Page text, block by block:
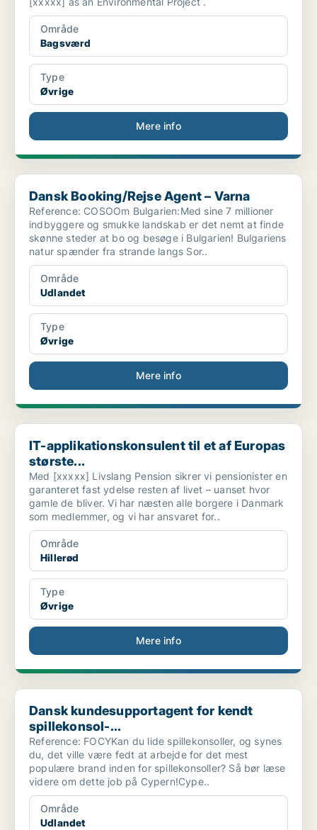
Område
Bagsværd
Type
Øvrige
Mere info
Dansk Booking/Rejse Agent – Varna
Dansk Booking/Rejse Agent – Varna
Reference: COSOOm Bulgarien:Med sine 7 millioner
indbyggere og smukke landskab er det nemt at finde
skønne steder at bo og besøge i Bulgarien! Bulgariens
natur spænder fra strande langs Sor..
Område
Udlandet
Type
Øvrige
Mere info
IT-applikationskonsulent til et af Europas største...
IT-applikationskonsulent til et af Europas
største...
Med [xxxxx] Livslang Pension sikrer vi pensionister en
garanteret fast ydelse resten af livet – uanset hvor
gamle de bliver. Vi har næsten alle borgere i Danmark
som medlemmer, og vi har ansvaret for..
Område
Hillerød
Type
Øvrige
Mere info
Dansk kundesupportagent for kendt spillekonsol-...
Dansk kundesupportagent for kendt
spillekonsol-...
Reference: FOCYKan du lide spillekonsoller, og synes
du, det ville være fedt at arbejde for det mest
populære brand inden for spillekonsoller? Så bør læse
videre om dette job på Cypern!Cype..
Område
Udlandet